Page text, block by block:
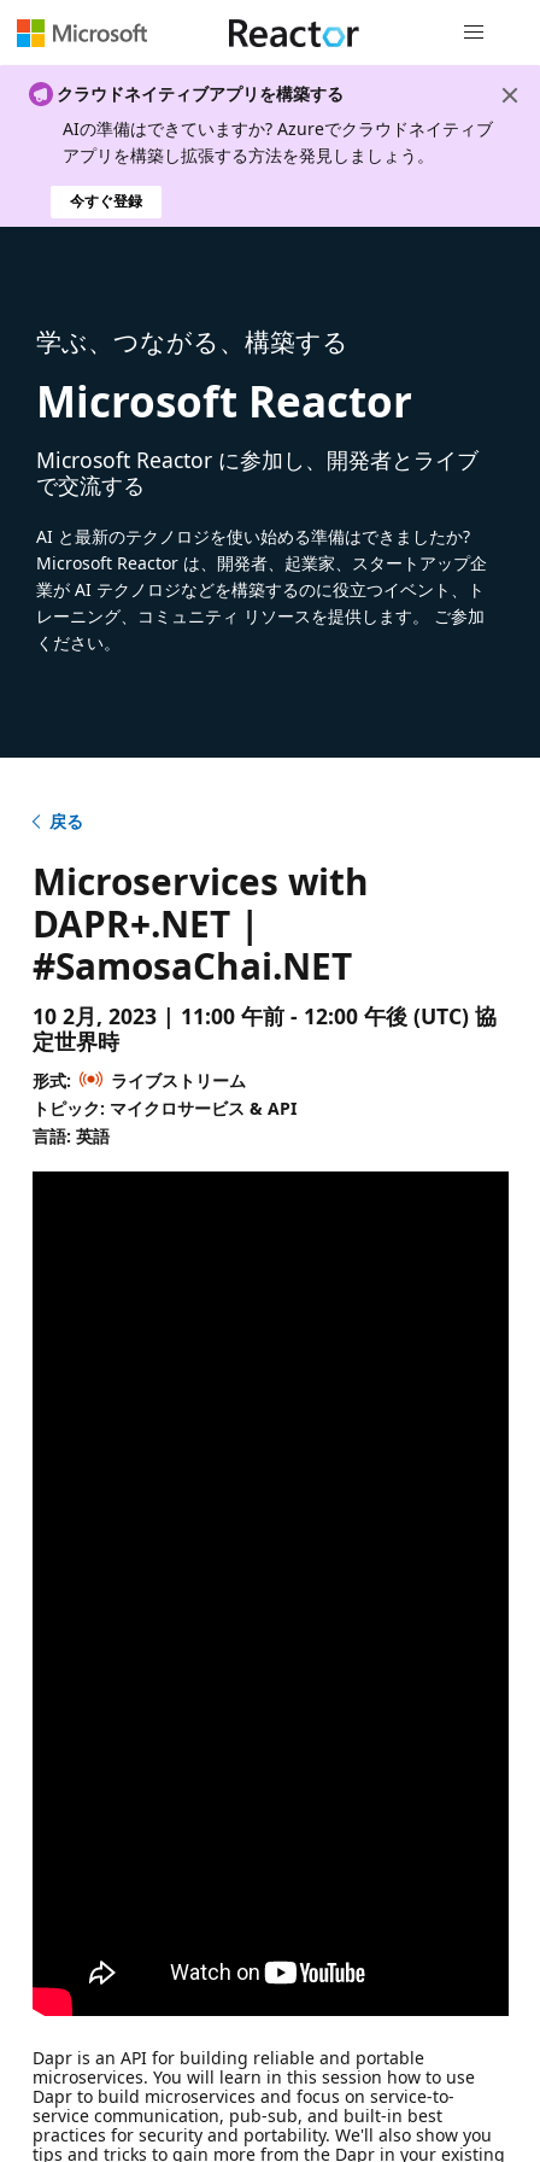
クラウドネイティブアプリを構築する
AIの準備はできていますか? Azureでクラウドネイティブ
アプリを構築し拡張する方法を発見しましょう。
今すぐ登録
学ぶ、つながる、構築する
Microsoft Reactor
Microsoft Reactor に参加し、開発者とライブ
で交流する
AI と最新のテクノロジを使い始める準備はできましたか?
Microsoft Reactor は、開発者、起業家、スタートアップ企
業が AI テクノロジなどを構築するのに役立つイベント、ト
レーニング、コミュニティ リソースを提供します。 ご参加
ください。
戻る
Microservices with
DAPR+.NET |
#SamosaChai.NET
10 2月, 2023 | 11:00 午前 - 12:00 午後 (UTC) 協
定世界時
形式:
ライブストリーム
トピック: マイクロサービス & API
言語: 英語
Dapr is an API for building reliable and portable
microservices. You will learn in this session how to use
Dapr to build microservices and focus on service-to-
service communication, pub-sub, and built-in best
practices for security and portability. We'll also show you
tips and tricks to gain more from the Dapr in your existing